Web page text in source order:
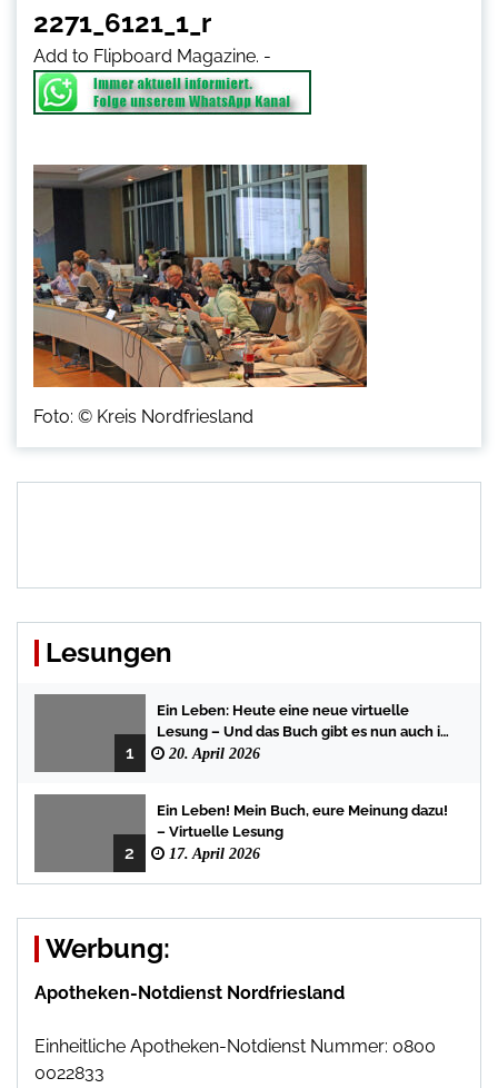
2271_6121_1_r
Add to Flipboard Magazine. -
Foto: © Kreis Nordfriesland
Lesungen
1
Ein Leben: Heute eine neue virtuelle
Lesung – Und das Buch gibt es nun auch in
der Bredstedter Stadtbuchhandlung
20. April 2026
2
Ein Leben! Mein Buch, eure Meinung dazu!
– Virtuelle Lesung
17. April 2026
Werbung:
Apotheken-Notdienst Nordfriesland
Einheitliche Apotheken-Notdienst Nummer: 0800
0022833